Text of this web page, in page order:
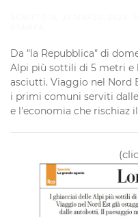
Da "la Repubblica" di
Alpi più sottili di 5 metri e
asciutti. Viaggio nel Nord
i primi comuni serviti
e l'economia che rischiaz